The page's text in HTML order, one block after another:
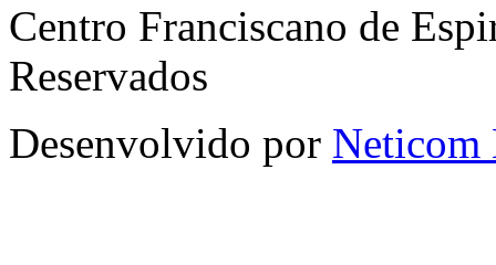
Centro Franciscano de
Reservados
Desenvolvido por Neticom